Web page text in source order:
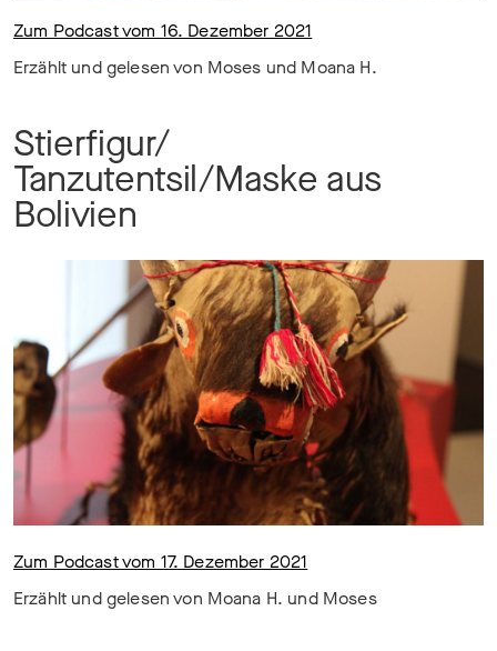
Zum Podcast vom 16. Dezember 2021
Erzählt und gelesen von Moses und Moana H.
Stierfigur/
Tanzutentsil/Maske aus
Bolivien
Zum Podcast vom 17. Dezember 2021
Erzählt und gelesen von Moana H. und Moses